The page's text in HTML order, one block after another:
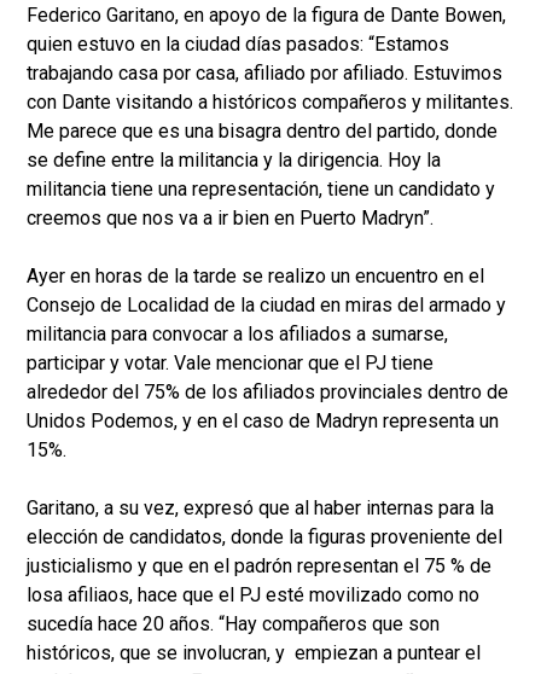
Federico Garitano, en apoyo de la figura de Dante Bowen,
quien estuvo en la ciudad días pasados: “Estamos
trabajando casa por casa, afiliado por afiliado. Estuvimos
con Dante visitando a históricos compañeros y militantes.
Me parece que es una bisagra dentro del partido, donde
se define entre la militancia y la dirigencia. Hoy la
militancia tiene una representación, tiene un candidato y
creemos que nos va a ir bien en Puerto Madryn”.
Ayer en horas de la tarde se realizo un encuentro en el
Consejo de Localidad de la ciudad en miras del armado y
militancia para convocar a los afiliados a sumarse,
participar y votar. Vale mencionar que el PJ tiene
alrededor del 75% de los afiliados provinciales dentro de
Unidos Podemos, y en el caso de Madryn representa un
15%.
Garitano, a su vez, expresó que al haber internas para la
elección de candidatos, donde la figuras proveniente del
justicialismo y que en el padrón representan el 75 % de
losa afiliaos, hace que el PJ esté movilizado como no
sucedía hace 20 años. “Hay compañeros que son
históricos, que se involucran, y empiezan a puntear el